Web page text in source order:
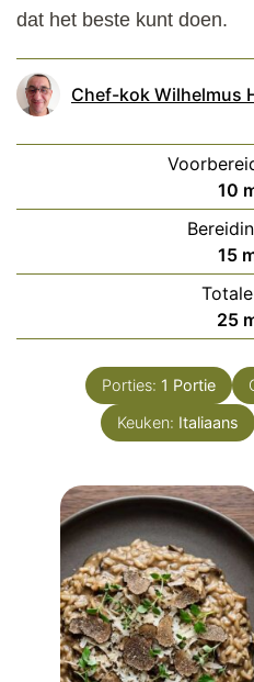
dat het beste kunt doen.
Chef-kok Wilhelmus
10
15
25
Porties: 1 Portie
Keuken: Italiaans